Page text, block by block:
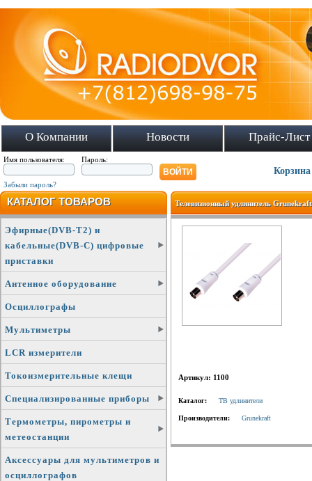
О Компании Новости Прайс-Лист
Имя пользователя: Пароль:
Забыли пароль?
Корзина
КАТАЛОГ ТОВАРОВ
Эфирные(DVB-T2) и
кабельные(DVB-C) цифровые
приставки
Антенное оборудование
Осциллографы
Мультиметры
LCR измерители
Токоизмерительные клещи
Специализированные приборы
Термометры, пирометры и
метеостанции
Аксессуары для мультиметров и
осциллографов
Телевизионный удлинитель
Артикул: 1100
Каталог: ТВ удлинители
Производители: Grunekraft